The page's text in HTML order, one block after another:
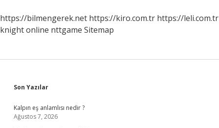
https://bilmengerek.net https://kiro.com.tr https://leli.com.tr
knight online nttgame Sitemap
Sidebar
Son Yazılar
Kalpın eş anlamlısı nedir ?
Ağustos 7, 2026